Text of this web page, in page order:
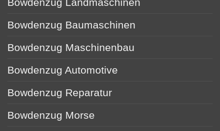
Bowdenzug Baumaschinen
Bowdenzug Maschinenbau
Bowdenzug Automotive
Bowdenzug Reparatur
Bowdenzug Morse